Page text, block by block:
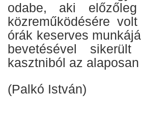
odabe, aki
közreműködésére
órák keserves
bevetésével
kasztniból az
(Palkó István)